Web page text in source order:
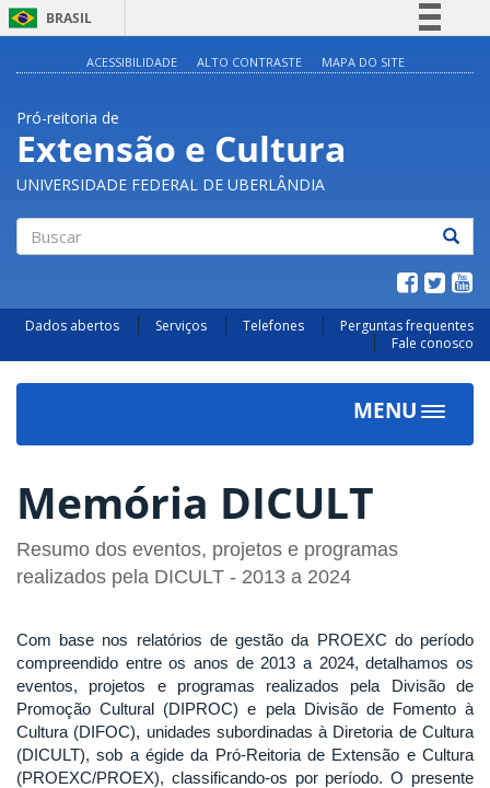
BRASIL
Acesso à informação
Legislação
Canais
ACESSIBILIDADE ALTO CONTRASTE MAPA DO SITE
Pró-reitoria de
Extensão e Cultura
UNIVERSIDADE FEDERAL DE UBERLÂNDIA
Dados abertos Serviços Telefones
Perguntas frequentes
Fale conosco
MENU
Toggle
Memória DICULT
Resumo dos eventos, projetos e programas
realizados pela DICULT - 2013 a 2024
Com base nos relatórios de gestão da PROEXC do período
compreendido entre os anos de 2013 a 2024, detalhamos os
eventos, projetos e programas realizados pela Divisão de
Promoção Cultural (DIPROC) e pela Divisão de Fomento à
Cultura (DIFOC), unidades subordinadas à Diretoria de Cultura
(DICULT), sob a égide da Pró-Reitoria de Extensão e Cultura
(PROEXC/PROEX), classificando-os por período. O presente